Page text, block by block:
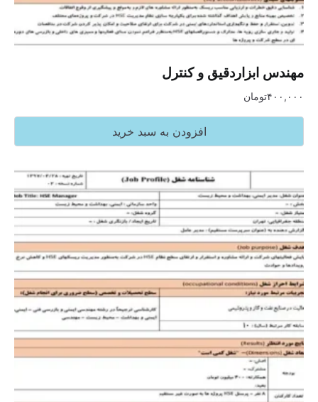
مهندس ابزاردقیق و کنترل
۴۰۰,۰۰۰تومان
افزودن به سبد خرید